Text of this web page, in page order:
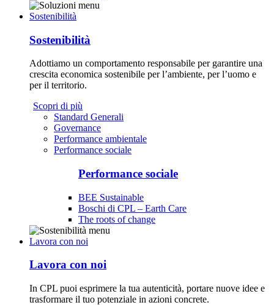
Sostenibilità
Sostenibilità
Adottiamo un comportamento responsabile per garantire una
crescita economica sostenibile per l’ambiente, per l’uomo e
per il territorio.
Scopri di più
Standard Generali
Governance
Performance ambientale
Performance sociale
Performance sociale
BEE Sustainable
Boschi di CPL – Earth Care
The roots of change
Lavora con noi
Lavora con noi
In CPL puoi esprimere la tua autenticità, portare nuove idee e
trasformare il tuo potenziale in azioni concrete.